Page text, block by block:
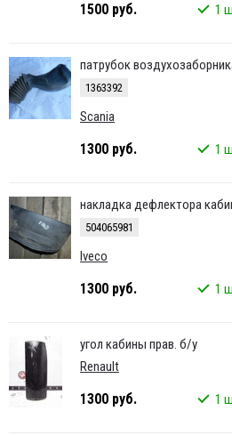
1500 руб. 1
патрубок
1363392
Scania
1300 руб. 1
накладка дефлектора
504065981
Iveco
1300 руб. 1
угол кабины прав. б/у
Renault
1300 руб. 1